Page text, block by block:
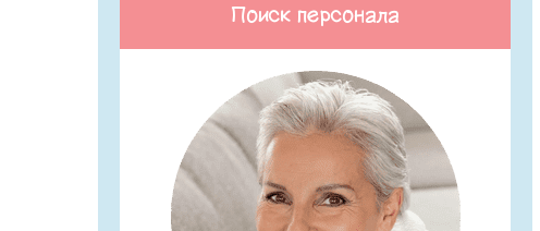
Поиск персонала